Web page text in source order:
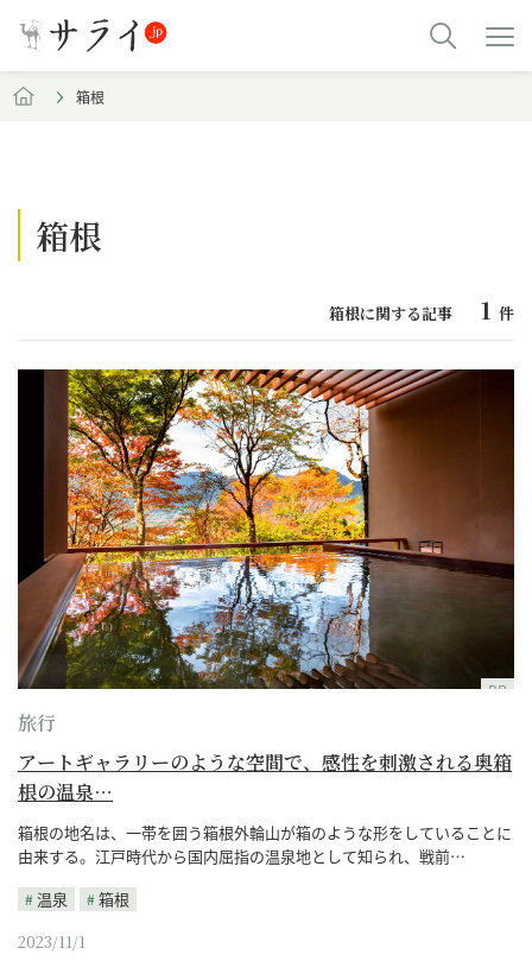
箱根
箱根
箱根に関する記事 1 件
PR
旅行
アートギャラリーのような空間で、感性を刺激される奥箱
根の温泉…
箱根の地名は、一帯を囲う箱根外輪山が箱のような形をしていることに
由来する。江戸時代から国内屈指の温泉地として知られ、戦前…
温泉
箱根
2023/11/1